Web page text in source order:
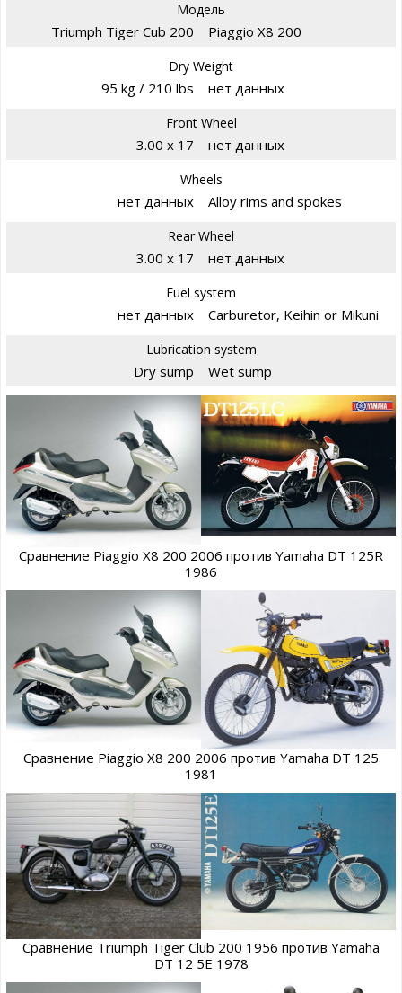
Модель
Triumph Tiger Cub 200 Piaggio X8 200
Dry Weight
95 kg / 210 lbs нет данных
Front Wheel
3.00 x 17 нет данных
Wheels
нет данных Alloy rims and spokes
Rear Wheel
3.00 x 17 нет данных
Fuel system
нет данных Carburetor, Keihin or Mikuni
Lubrication system
Dry sump Wet sump
Сравнение Piaggio X8 200 2006 против Yamaha DT 125R
1986
Сравнение Piaggio X8 200 2006 против Yamaha DT 125
1981
Сравнение Triumph Tiger Club 200 1956 против Yamaha
DT 12 5E 1978